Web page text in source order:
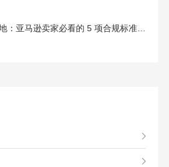
美国 301 关税 7 月落地：亚马逊卖家必看的 5 项合规标准与稳交付方案